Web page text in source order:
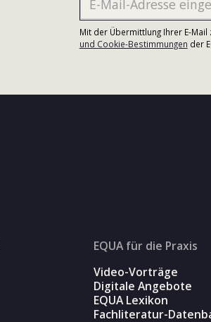
Mit der Übermittlung Ihrer E-
und Cookie-Bestimmungen der
EQUA für die Praxis
Video-Vorträge
Digitale Angebote
EQUA Lexikon
Fachliteratur-